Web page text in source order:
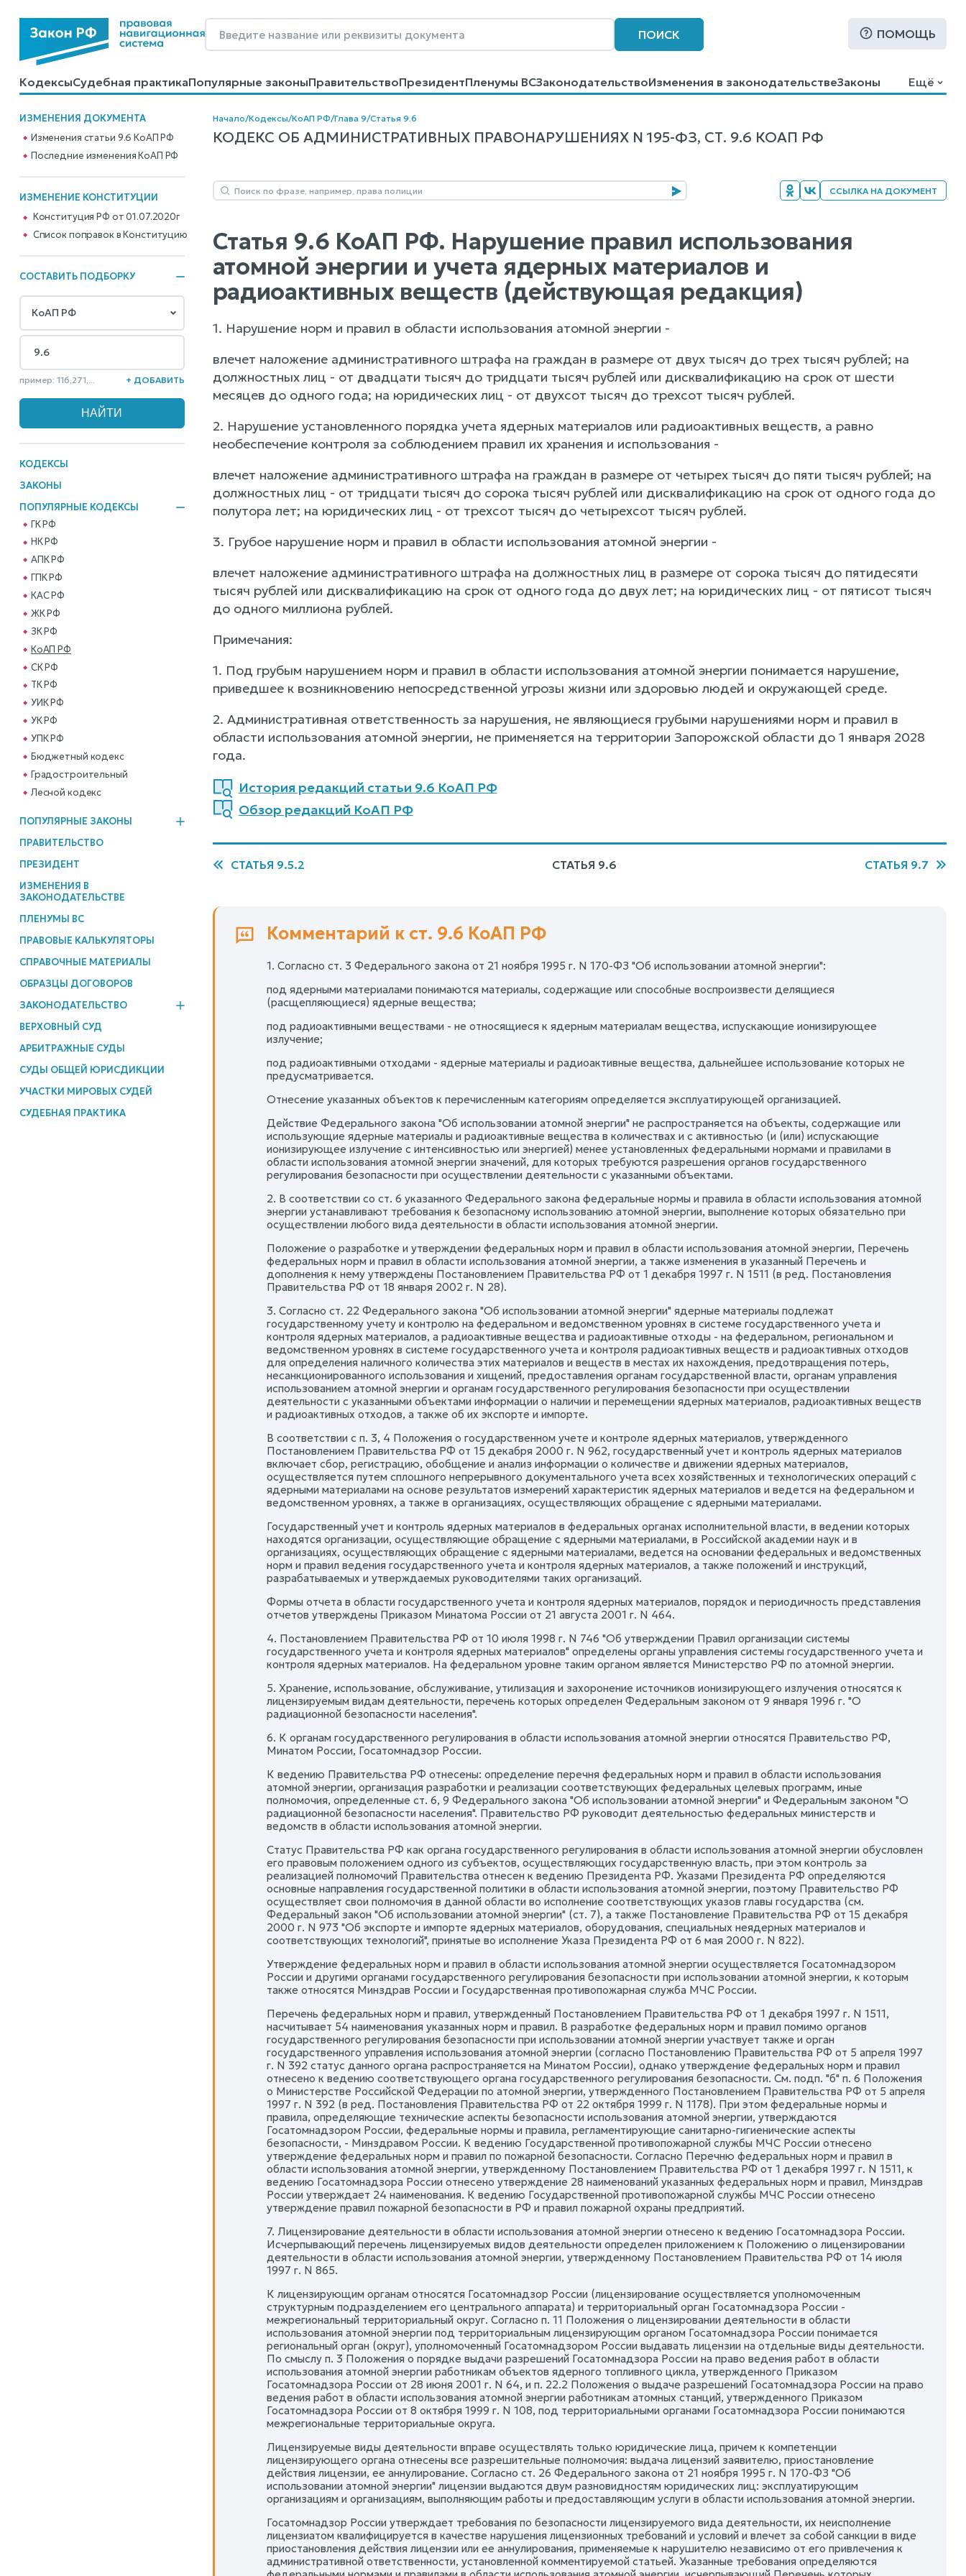
ПОИСК ПОМОЩЬ
КодексыСудебная практикаПопулярные законыПравительствоПрезидентПленумы ВСЗаконодательствоИзменения в законодательствеЗаконы
КалькуляторыСправочные материалыОбразцы договоровКонтактыПомощьПоиск
Ещё
ИЗМЕНЕНИЯ ДОКУМЕНТА
Изменения статьи 9.6 КоАП РФ
Последние изменения КоАП РФ
ИЗМЕНЕНИЕ КОНСТИТУЦИИ
Конституция РФ от 01.07.2020г
Cписок поправок в Конституцию
СОСТАВИТЬ ПОДБОРКУ
пример: 116,271,... + ДОБАВИТЬ
КОДЕКСЫ
ЗАКОНЫ
ПОПУЛЯРНЫЕ КОДЕКСЫ
ГК РФ
НК РФ
АПК РФ
ГПК РФ
КАС РФ
ЖК РФ
ЗК РФ
КоАП РФ
СК РФ
ТК РФ
УИК РФ
УК РФ
УПК РФ
Бюджетный кодекс
Градостроительный
Лесной кодекс
ПОПУЛЯРНЫЕ ЗАКОНЫ
ПРАВИТЕЛЬСТВО
ПРЕЗИДЕНТ
ИЗМЕНЕНИЯ В
ЗАКОНОДАТЕЛЬСТВЕ
ПЛЕНУМЫ ВС
ПРАВОВЫЕ КАЛЬКУЛЯТОРЫ
СПРАВОЧНЫЕ МАТЕРИАЛЫ
ОБРАЗЦЫ ДОГОВОРОВ
ЗАКОНОДАТЕЛЬСТВО
ВЕРХОВНЫЙ СУД
АРБИТРАЖНЫЕ СУДЫ
СУДЫ ОБЩЕЙ ЮРИСДИКЦИИ
УЧАСТКИ МИРОВЫХ СУДЕЙ
СУДЕБНАЯ ПРАКТИКА
Начало/Кодексы/КоАП РФ/Глава 9/Статья 9.6
КОДЕКС ОБ АДМИНИСТРАТИВНЫХ ПРАВОНАРУШЕНИЯХ N 195-ФЗ, СТ. 9.6 КОАП РФ
ССЫЛКА НА ДОКУМЕНТ
Статья 9.6 КоАП РФ. Нарушение правил использования
атомной энергии и учета ядерных материалов и
радиоактивных веществ (действующая редакция)
1. Нарушение норм и правил в области использования атомной энергии -
влечет наложение административного штрафа на граждан в размере от двух тысяч до трех тысяч рублей; на
должностных лиц - от двадцати тысяч до тридцати тысяч рублей или дисквалификацию на срок от шести
месяцев до одного года; на юридических лиц - от двухсот тысяч до трехсот тысяч рублей.
2. Нарушение установленного порядка учета ядерных материалов или радиоактивных веществ, а равно
необеспечение контроля за соблюдением правил их хранения и использования -
влечет наложение административного штрафа на граждан в размере от четырех тысяч до пяти тысяч рублей; на
должностных лиц - от тридцати тысяч до сорока тысяч рублей или дисквалификацию на срок от одного года до
полутора лет; на юридических лиц - от трехсот тысяч до четырехсот тысяч рублей.
3. Грубое нарушение норм и правил в области использования атомной энергии -
влечет наложение административного штрафа на должностных лиц в размере от сорока тысяч до пятидесяти
тысяч рублей или дисквалификацию на срок от одного года до двух лет; на юридических лиц - от пятисот тысяч
до одного миллиона рублей.
Примечания:
1. Под грубым нарушением норм и правил в области использования атомной энергии понимается нарушение,
приведшее к возникновению непосредственной угрозы жизни или здоровью людей и окружающей среде.
2. Административная ответственность за нарушения, не являющиеся грубыми нарушениями норм и правил в
области использования атомной энергии, не применяется на территории Запорожской области до 1 января 2028
года.
История редакций статьи 9.6 КоАП РФ
Обзор редакций КоАП РФ
СТАТЬЯ 9.5.2 СТАТЬЯ 9.6 СТАТЬЯ 9.7
Комментарий к ст. 9.6 КоАП РФ
1. Согласно ст. 3 Федерального закона от 21 ноября 1995 г. N 170-ФЗ "Об использовании атомной энергии":
под ядерными материалами понимаются материалы, содержащие или способные воспроизвести делящиеся
(расщепляющиеся) ядерные вещества;
под радиоактивными веществами - не относящиеся к ядерным материалам вещества, испускающие ионизирующее
излучение;
под радиоактивными отходами - ядерные материалы и радиоактивные вещества, дальнейшее использование которых не
предусматривается.
Отнесение указанных объектов к перечисленным категориям определяется эксплуатирующей организацией.
Действие Федерального закона "Об использовании атомной энергии" не распространяется на объекты, содержащие или
использующие ядерные материалы и радиоактивные вещества в количествах и с активностью (и (или) испускающие
ионизирующее излучение с интенсивностью или энергией) менее установленных федеральными нормами и правилами в
области использования атомной энергии значений, для которых требуются разрешения органов государственного
регулирования безопасности при осуществлении деятельности с указанными объектами.
2. В соответствии со ст. 6 указанного Федерального закона федеральные нормы и правила в области использования атомной
энергии устанавливают требования к безопасному использованию атомной энергии, выполнение которых обязательно при
осуществлении любого вида деятельности в области использования атомной энергии.
Положение о разработке и утверждении федеральных норм и правил в области использования атомной энергии, Перечень
федеральных норм и правил в области использования атомной энергии, а также изменения в указанный Перечень и
дополнения к нему утверждены Постановлением Правительства РФ от 1 декабря 1997 г. N 1511 (в ред. Постановления
Правительства РФ от 18 января 2002 г. N 28).
3. Согласно ст. 22 Федерального закона "Об использовании атомной энергии" ядерные материалы подлежат
государственному учету и контролю на федеральном и ведомственном уровнях в системе государственного учета и
контроля ядерных материалов, а радиоактивные вещества и радиоактивные отходы - на федеральном, региональном и
ведомственном уровнях в системе государственного учета и контроля радиоактивных веществ и радиоактивных отходов
для определения наличного количества этих материалов и веществ в местах их нахождения, предотвращения потерь,
несанкционированного использования и хищений, предоставления органам государственной власти, органам управления
использованием атомной энергии и органам государственного регулирования безопасности при осуществлении
деятельности с указанными объектами информации о наличии и перемещении ядерных материалов, радиоактивных веществ
и радиоактивных отходов, а также об их экспорте и импорте.
В соответствии с п. 3, 4 Положения о государственном учете и контроле ядерных материалов, утвержденного
Постановлением Правительства РФ от 15 декабря 2000 г. N 962, государственный учет и контроль ядерных материалов
включает сбор, регистрацию, обобщение и анализ информации о количестве и движении ядерных материалов,
осуществляется путем сплошного непрерывного документального учета всех хозяйственных и технологических операций с
ядерными материалами на основе результатов измерений характеристик ядерных материалов и ведется на федеральном и
ведомственном уровнях, а также в организациях, осуществляющих обращение с ядерными материалами.
Государственный учет и контроль ядерных материалов в федеральных органах исполнительной власти, в ведении которых
находятся организации, осуществляющие обращение с ядерными материалами, в Российской академии наук и в
организациях, осуществляющих обращение с ядерными материалами, ведется на основании федеральных и ведомственных
норм и правил ведения государственного учета и контроля ядерных материалов, а также положений и инструкций,
разрабатываемых и утверждаемых руководителями таких организаций.
Формы отчета в области государственного учета и контроля ядерных материалов, порядок и периодичность представления
отчетов утверждены Приказом Минатома России от 21 августа 2001 г. N 464.
4. Постановлением Правительства РФ от 10 июля 1998 г. N 746 "Об утверждении Правил организации системы
государственного учета и контроля ядерных материалов" определены органы управления системы государственного учета и
контроля ядерных материалов. На федеральном уровне таким органом является Министерство РФ по атомной энергии.
5. Хранение, использование, обслуживание, утилизация и захоронение источников ионизирующего излучения относятся к
лицензируемым видам деятельности, перечень которых определен Федеральным законом от 9 января 1996 г. "О
радиационной безопасности населения".
6. К органам государственного регулирования в области использования атомной энергии относятся Правительство РФ,
Минатом России, Госатомнадзор России.
К ведению Правительства РФ отнесены: определение перечня федеральных норм и правил в области использования
атомной энергии, организация разработки и реализации соответствующих федеральных целевых программ, иные
полномочия, определенные ст. 6, 9 Федерального закона "Об использовании атомной энергии" и Федеральным законом "О
радиационной безопасности населения". Правительство РФ руководит деятельностью федеральных министерств и
ведомств в области использования атомной энергии.
Статус Правительства РФ как органа государственного регулирования в области использования атомной энергии обусловлен
его правовым положением одного из субъектов, осуществляющих государственную власть, при этом контроль за
реализацией полномочий Правительства отнесен к ведению Президента РФ. Указами Президента РФ определяются
основные направления государственной политики в области использования атомной энергии, поэтому Правительство РФ
осуществляет свои полномочия в данной области во исполнение соответствующих указов главы государства (см.
Федеральный закон "Об использовании атомной энергии" (ст. 7), а также Постановление Правительства РФ от 15 декабря
2000 г. N 973 "Об экспорте и импорте ядерных материалов, оборудования, специальных неядерных материалов и
соответствующих технологий", принятые во исполнение Указа Президента РФ от 6 мая 2000 г. N 822).
Утверждение федеральных норм и правил в области использования атомной энергии осуществляется Госатомнадзором
России и другими органами государственного регулирования безопасности при использовании атомной энергии, к которым
также относятся Минздрав России и Государственная противопожарная служба МЧС России.
Перечень федеральных норм и правил, утвержденный Постановлением Правительства РФ от 1 декабря 1997 г. N 1511,
насчитывает 54 наименования указанных норм и правил. В разработке федеральных норм и правил помимо органов
государственного регулирования безопасности при использовании атомной энергии участвует также и орган
государственного управления использования атомной энергии (согласно Постановлению Правительства РФ от 5 апреля 1997
г. N 392 статус данного органа распространяется на Минатом России), однако утверждение федеральных норм и правил
отнесено к ведению соответствующего органа государственного регулирования безопасности. См. подп. "б" п. 6 Положения
о Министерстве Российской Федерации по атомной энергии, утвержденного Постановлением Правительства РФ от 5 апреля
1997 г. N 392 (в ред. Постановления Правительства РФ от 22 октября 1999 г. N 1178). При этом федеральные нормы и
правила, определяющие технические аспекты безопасности использования атомной энергии, утверждаются
Госатомнадзором России, федеральные нормы и правила, регламентирующие санитарно-гигиенические аспекты
безопасности, - Минздравом России. К ведению Государственной противопожарной службы МЧС России отнесено
утверждение федеральных норм и правил по пожарной безопасности. Согласно Перечню федеральных норм и правил в
области использования атомной энергии, утвержденному Постановлением Правительства РФ от 1 декабря 1997 г. N 1511, к
ведению Госатомнадзора России отнесено утверждение 28 наименований указанных федеральных норм и правил, Минздрав
России утверждает 24 наименования. К ведению Государственной противопожарной службы МЧС России отнесено
утверждение правил пожарной безопасности в РФ и правил пожарной охраны предприятий.
7. Лицензирование деятельности в области использования атомной энергии отнесено к ведению Госатомнадзора России.
Исчерпывающий перечень лицензируемых видов деятельности определен приложением к Положению о лицензировании
деятельности в области использования атомной энергии, утвержденному Постановлением Правительства РФ от 14 июля
1997 г. N 865.
К лицензирующим органам относятся Госатомнадзор России (лицензирование осуществляется уполномоченным
структурным подразделением его центрального аппарата) и территориальный орган Госатомнадзора России -
межрегиональный территориальный округ. Согласно п. 11 Положения о лицензировании деятельности в области
использования атомной энергии под территориальным лицензирующим органом Госатомнадзора России понимается
региональный орган (округ), уполномоченный Госатомнадзором России выдавать лицензии на отдельные виды деятельности.
По смыслу п. 3 Положения о порядке выдачи разрешений Госатомнадзора России на право ведения работ в области
использования атомной энергии работникам объектов ядерного топливного цикла, утвержденного Приказом
Госатомнадзора России от 28 июня 2001 г. N 64, и п. 22.2 Положения о выдаче разрешений Госатомнадзора России на право
ведения работ в области использования атомной энергии работникам атомных станций, утвержденного Приказом
Госатомнадзора России от 8 октября 1999 г. N 108, под территориальными органами Госатомнадзора России понимаются
межрегиональные территориальные округа.
Лицензируемые виды деятельности вправе осуществлять только юридические лица, причем к компетенции
лицензирующего органа отнесены все разрешительные полномочия: выдача лицензий заявителю, приостановление
действия лицензии, ее аннулирование. Согласно ст. 26 Федерального закона от 21 ноября 1995 г. N 170-ФЗ "Об
использовании атомной энергии" лицензии выдаются двум разновидностям юридических лиц: эксплуатирующим
организациям и организациям, выполняющим работы и предоставляющим услуги в области использования атомной энергии.
Госатомнадзор России утверждает требования по безопасности лицензируемого вида деятельности, их неисполнение
лицензиатом квалифицируется в качестве нарушения лицензионных требований и условий и влечет за собой санкции в виде
приостановления действия лицензии или ее аннулирования, применяемые к нарушителю независимо от его привлечения к
административной ответственности, установленной комментируемой статьей. Указанные требования определяются